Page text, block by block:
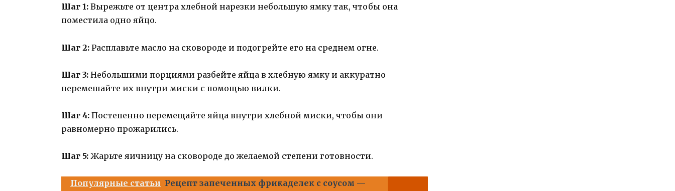
Шаг 1: Вырежьте от центра хлебной нарезки небольшую ямку так, чтобы она
поместила одно яйцо.
Шаг 2: Расплавьте масло на сковороде и подогрейте его на среднем огне.
Шаг 3: Небольшими порциями разбейте яйца в хлебную ямку и аккуратно
перемешайте их внутри миски с помощью вилки.
Шаг 4: Постепенно перемещайте яйца внутри хлебной миски, чтобы они
равномерно прожарились.
Шаг 5: Жарьте яичницу на сковороде до желаемой степени готовности.
Популярные статьи Рецепт запеченных фрикаделек с соусом —